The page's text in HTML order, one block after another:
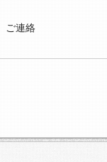
ご連絡